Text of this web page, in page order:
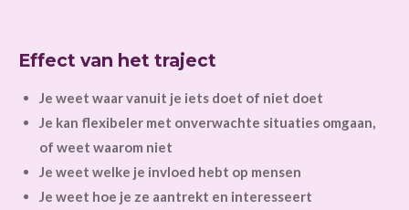
Effect van het traject
Je weet waar vanuit je iets doet of niet doet
Je kan flexibeler met onverwachte situaties omgaan,
of weet waarom niet
Je weet welke je invloed hebt op mensen
Je weet hoe je ze aantrekt en interesseert